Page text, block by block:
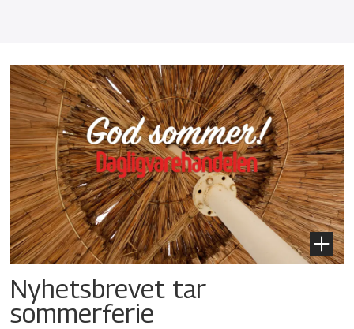
Nyhetsbrevet tar
sommerferie